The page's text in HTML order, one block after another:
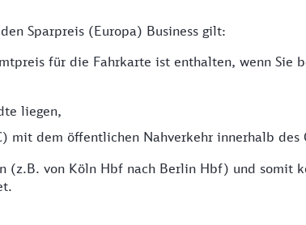
Sparpreis (Europa) Business gilt:
für die Fahrkarte ist enthalten, wenn Sie
liegen,
mit dem öffentlichen Nahverkehr innerhalb
(z.B. von Köln Hbf nach Berlin Hbf) und somit